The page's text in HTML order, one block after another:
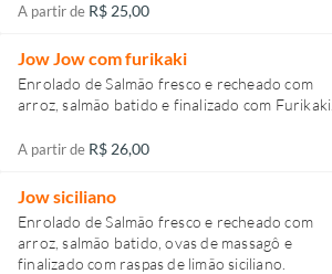
A partir de R$ 25,00
Jow Jow com furikaki
Enrolado de Salmão fresco e recheado com
arroz, salmão batido e finalizado com Furikaki.
A partir de R$ 26,00
Jow siciliano
Enrolado de Salmão fresco e recheado com
arroz, salmão batido, ovas de massagô e
finalizado com raspas de limão siciliano.